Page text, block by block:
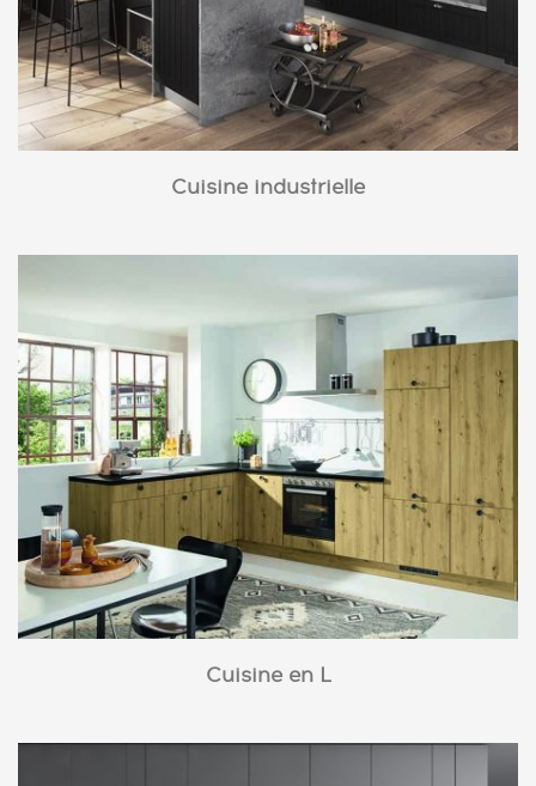
Cuisine industrielle
Cuisine en L